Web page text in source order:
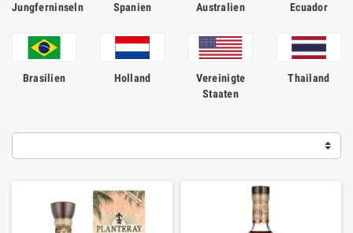
Jungferninseln Spanien Australien Ecuador
Brasilien Holland
Vereinigte
Staaten
Thailand